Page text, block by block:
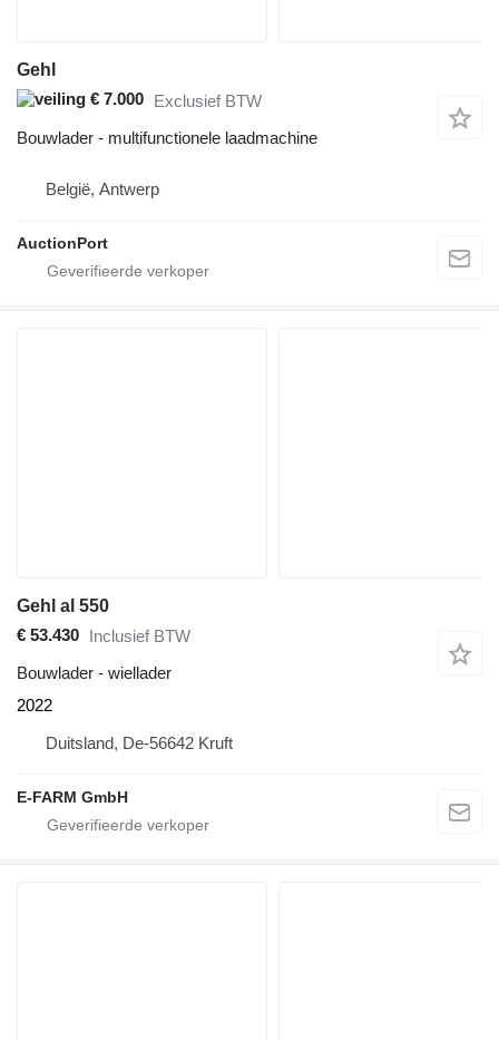
Gehl
€ 7.000 Exclusief BTW
Bouwlader - multifunctionele laadmachine
België, Antwerp
AuctionPort
Gehl al 550
€ 53.430 Inclusief BTW
Bouwlader - wiellader
2022
Duitsland, De-56642 Kruft
E-FARM GmbH